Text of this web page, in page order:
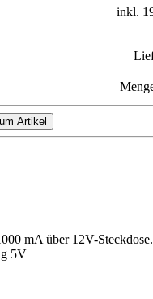
inkl.
mA über 12V-
5V